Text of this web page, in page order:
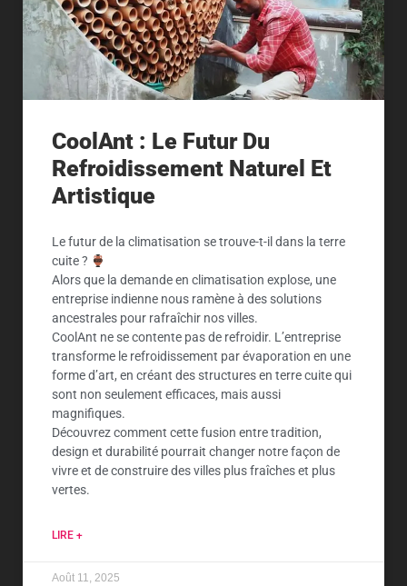
CoolAnt : Le Futur Du
Refroidissement Naturel Et
Artistique
Le futur de la climatisation se trouve-t-il dans la terre
cuite ?
Alors que la demande en climatisation explose, une
entreprise indienne nous ramène à des solutions
ancestrales pour rafraîchir nos villes.
CoolAnt ne se contente pas de refroidir. L’entreprise
transforme le refroidissement par évaporation en une
forme d’art, en créant des structures en terre cuite qui
sont non seulement efficaces, mais aussi
magnifiques.
Découvrez comment cette fusion entre tradition,
design et durabilité pourrait changer notre façon de
vivre et de construire des villes plus fraîches et plus
vertes.
LIRE +
Août 11, 2025